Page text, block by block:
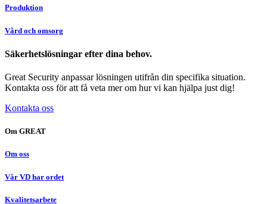
Produktion
Vård och omsorg
Säkerhetslösningar efter dina behov.
Great Security anpassar lösningen utifrån din specifika situation.
Kontakta oss för att få veta mer om hur vi kan hjälpa just dig!
Kontakta oss
Om GREAT
Om oss
Vår VD har ordet
Kvalitetsarbete